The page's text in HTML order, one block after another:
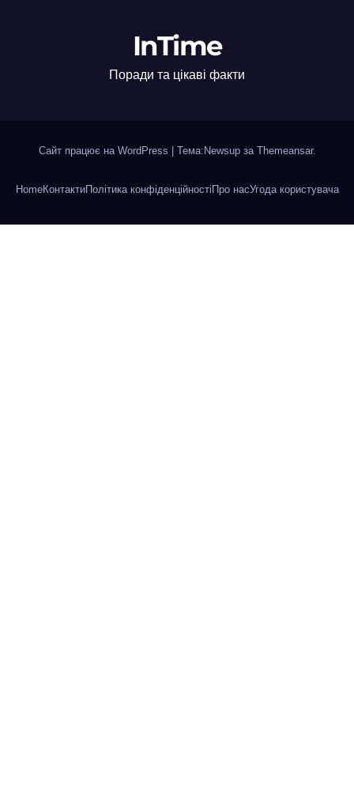
InTime
Поради та цікаві факти
Сайт працює на WordPress Тема:Newsup за Themeansar.
HomeКонтактиПолітика конфіденційностіПро насУгода користувача